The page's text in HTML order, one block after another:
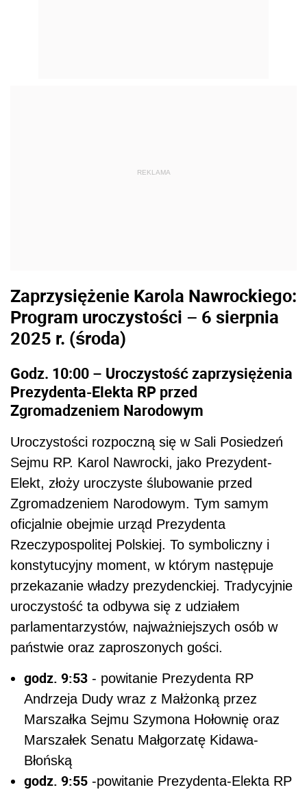
REKLAMA
Zaprzysiężenie Karola Nawrockiego:
Program uroczystości – 6 sierpnia
2025 r. (środa)
Godz. 10:00 – Uroczystość zaprzysiężenia
Prezydenta-Elekta RP przed
Zgromadzeniem Narodowym
Uroczystości rozpoczną się w Sali Posiedzeń
Sejmu RP. Karol Nawrocki, jako Prezydent-
Elekt, złoży uroczyste ślubowanie przed
Zgromadzeniem Narodowym. Tym samym
oficjalnie obejmie urząd Prezydenta
Rzeczypospolitej Polskiej. To symboliczny i
konstytucyjny moment, w którym następuje
przekazanie władzy prezydenckiej. Tradycyjnie
uroczystość ta odbywa się z udziałem
parlamentarzystów, najważniejszych osób w
państwie oraz zaproszonych gości.
godz. 9:53 - powitanie Prezydenta RP
Andrzeja Dudy wraz z Małżonką przez
Marszałka Sejmu Szymona Hołownię oraz
Marszałek Senatu Małgorzatę Kidawa-
Błońską
godz. 9:55 -powitanie Prezydenta-Elekta RP